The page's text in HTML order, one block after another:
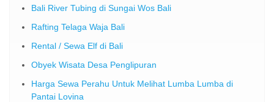
Bali River Tubing di Sungai Wos Bali
Rafting Telaga Waja Bali
Rental / Sewa Elf di Bali
Obyek Wisata Desa Penglipuran
Harga Sewa Perahu Untuk Melihat Lumba Lumba di
Pantai Lovina